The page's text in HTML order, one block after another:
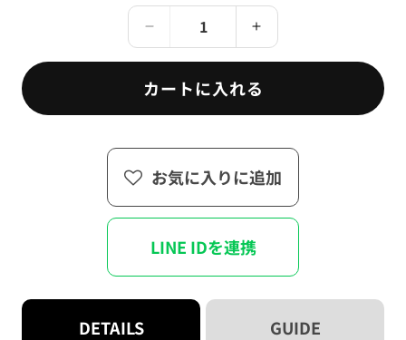
Paradox
Live
ANIMATION
数
量
減
ら
Paradox
Live
ANIMATION
数
量
増
や
カートに入れる
お気に入りに追加
LINE IDを連携
DETAILS GUIDE